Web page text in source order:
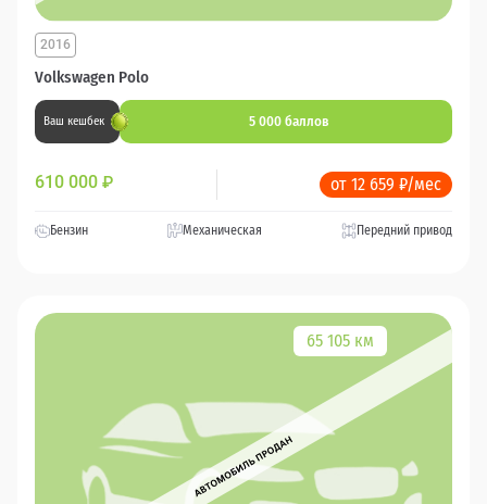
Volkswagen Polo
2016
Ваш кешбек 5 000 баллов
610 000 ₽ от 12 659 ₽/мес
Бензин Механическая Передний привод
65 105 км